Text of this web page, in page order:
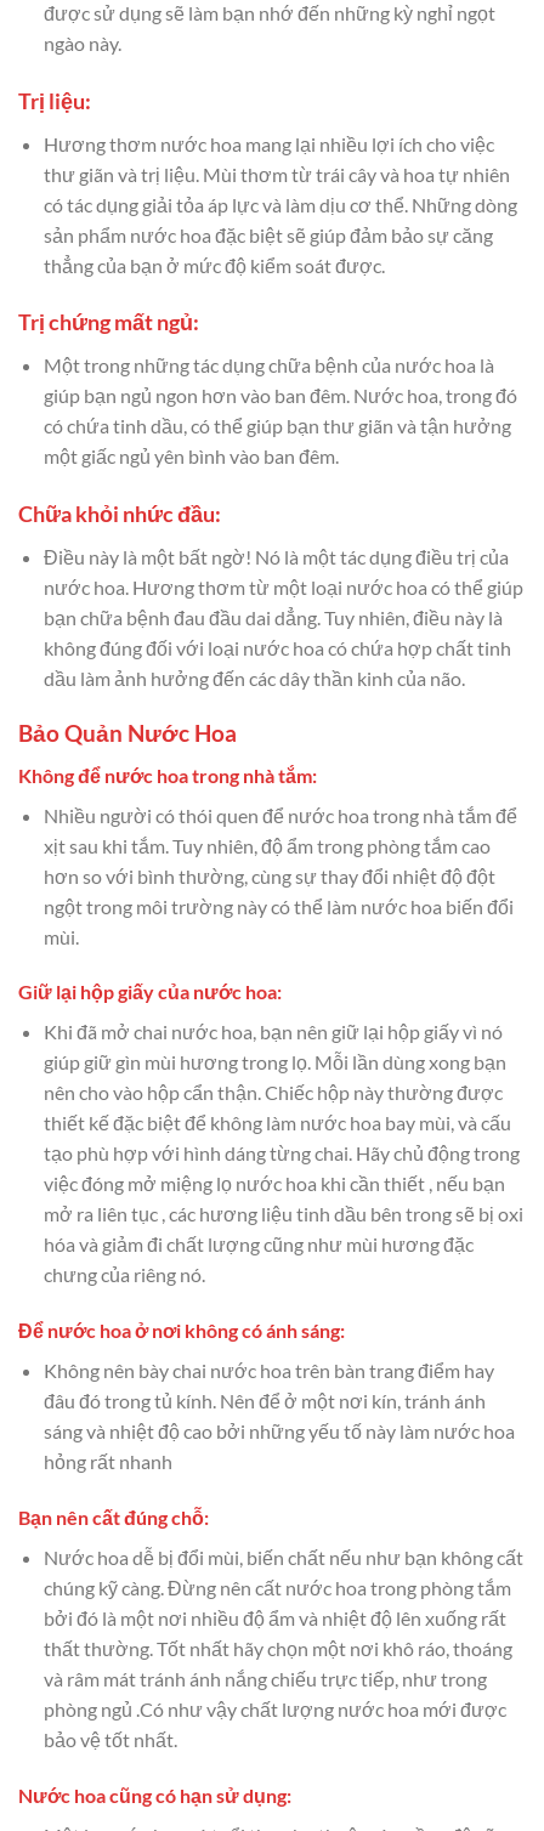
được sử dụng sẽ làm bạn nhớ đến những kỳ nghỉ ngọt
ngào này.
Trị liệu:
Hương thơm nước hoa mang lại nhiều lợi ích cho việc
thư giãn và trị liệu. Mùi thơm từ trái cây và hoa tự nhiên
có tác dụng giải tỏa áp lực và làm dịu cơ thể. Những dòng
sản phẩm nước hoa đặc biệt sẽ giúp đảm bảo sự căng
thẳng của bạn ở mức độ kiểm soát được.
Trị chứng mất ngủ:
Một trong những tác dụng chữa bệnh của nước hoa là
giúp bạn ngủ ngon hơn vào ban đêm. Nước hoa, trong đó
có chứa tinh dầu, có thể giúp bạn thư giãn và tận hưởng
một giấc ngủ yên bình vào ban đêm.
Chữa khỏi nhức đầu:
Điều này là một bất ngờ! Nó là một tác dụng điều trị của
nước hoa. Hương thơm từ một loại nước hoa có thể giúp
bạn chữa bệnh đau đầu dai dẳng. Tuy nhiên, điều này là
không đúng đối với loại nước hoa có chứa hợp chất tinh
dầu làm ảnh hưởng đến các dây thần kinh của não.
Bảo Quản Nước Hoa
Không để nước hoa trong nhà tắm:
Nhiều người có thói quen để nước hoa trong nhà tắm để
xịt sau khi tắm. Tuy nhiên, độ ẩm trong phòng tắm cao
hơn so với bình thường, cùng sự thay đổi nhiệt độ đột
ngột trong môi trường này có thể làm nước hoa biến đổi
mùi.
Giữ lại hộp giấy của nước hoa:
Khi đã mở chai nước hoa, bạn nên giữ lại hộp giấy vì nó
giúp giữ gìn mùi hương trong lọ. Mỗi lần dùng xong bạn
nên cho vào hộp cẩn thận. Chiếc hộp này thường được
thiết kế đặc biệt để không làm nước hoa bay mùi, và cấu
tạo phù hợp với hình dáng từng chai. Hãy chủ động trong
việc đóng mở miệng lọ nước hoa khi cần thiết , nếu bạn
mở ra liên tục , các hương liệu tinh dầu bên trong sẽ bị oxi
hóa và giảm đi chất lượng cũng như mùi hương đặc
chưng của riêng nó.
Để nước hoa ở nơi không có ánh sáng:
Không nên bày chai nước hoa trên bàn trang điểm hay
đâu đó trong tủ kính. Nên để ở một nơi kín, tránh ánh
sáng và nhiệt độ cao bởi những yếu tố này làm nước hoa
hỏng rất nhanh
Bạn nên cất đúng chỗ:
Nước hoa dễ bị đổi mùi, biến chất nếu như bạn không cất
chúng kỹ càng. Đừng nên cất nước hoa trong phòng tắm
bởi đó là một nơi nhiều độ ẩm và nhiệt độ lên xuống rất
thất thường. Tốt nhất hãy chọn một nơi khô ráo, thoáng
và râm mát tránh ánh nắng chiếu trực tiếp, như trong
phòng ngủ .Có như vậy chất lượng nước hoa mới được
bảo vệ tốt nhất.
Nước hoa cũng có hạn sử dụng: